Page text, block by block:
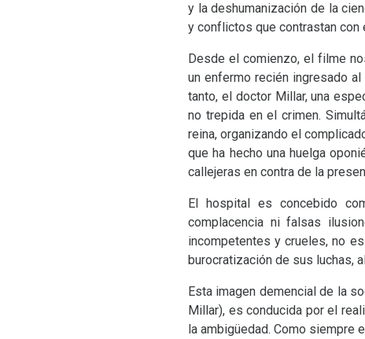
y la deshumanización de la
y conflictos que contrastan
Desde el comienzo, el filme
un enfermo recién ingresado
tanto, el doctor Millar, una
no trepida en el crimen.
reina, organizando el
que ha hecho una huelga
callejeras en contra de la
El hospital es concebido
complacencia ni falsas
incompetentes y crueles, no
burocratización de sus luchas,
Esta imagen demencial de la
Millar), es conducida por el
la ambigüedad. Como siempre